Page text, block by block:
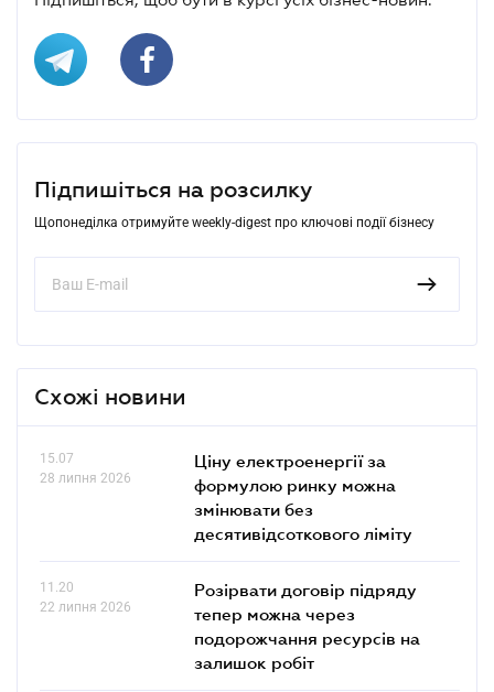
Підпишіться на розсилку
Щопонеділка отримуйте weekly-digest про ключові події бізнесу
Схожі новини
15.07
28 липня 2026
Ціну електроенергії за
формулою ринку можна
змінювати без
десятивідсоткового ліміту
11.20
22 липня 2026
Розірвати договір підряду
тепер можна через
подорожчання ресурсів на
залишок робіт